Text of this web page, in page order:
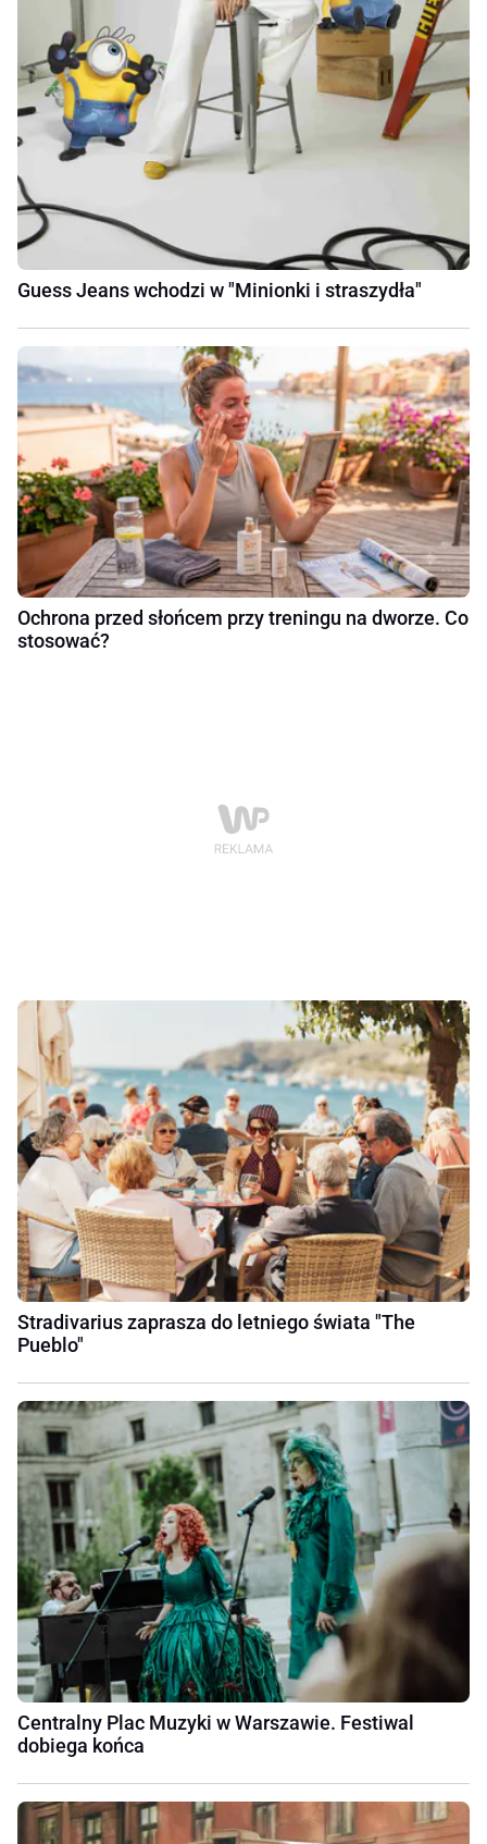
Guess Jeans wchodzi w "Minionki i straszydła"
Ochrona przed słońcem przy treningu na dworze. Co
stosować?
Stradivarius zaprasza do letniego świata "The
Pueblo"
Centralny Plac Muzyki w Warszawie. Festiwal
dobiega końca